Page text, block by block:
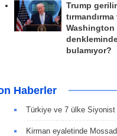
Trump
Washington
bulamıyor?
Haberler
Türkiye ve 7 ülke Siyonist
Kirman eyaletinde